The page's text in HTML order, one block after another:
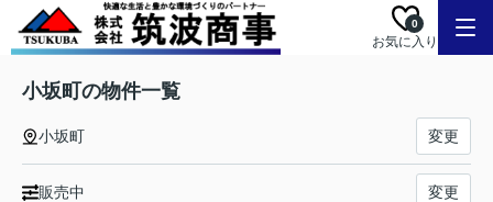
0
お気に入り
小坂町の物件一覧
小坂町 変更
販売中 変更